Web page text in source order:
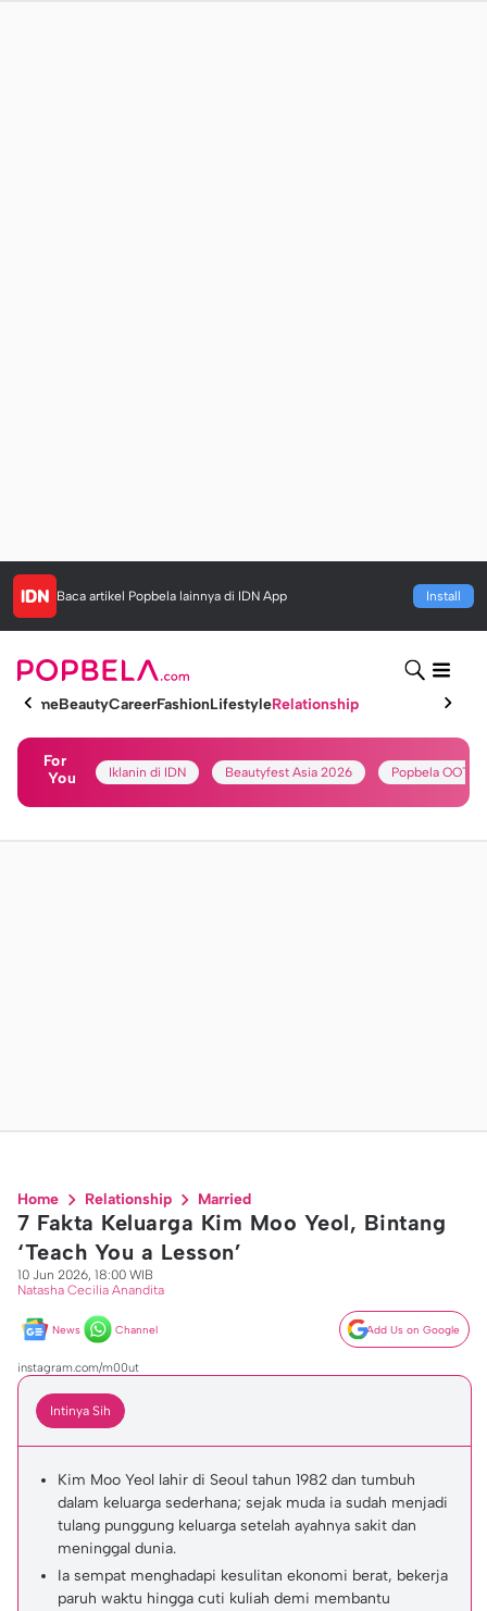
Baca artikel Popbela lainnya di IDN App Install
HomeBeautyCareerFashionLifestyleRelationship
For
You
Iklanin di IDN Beautyfest Asia 2026 Popbela OOTD
Home Relationship Married
7 Fakta Keluarga Kim Moo Yeol, Bintang
‘Teach You a Lesson’
10 Jun 2026, 18:00 WIB
Natasha Cecilia Anandita
News Channel Add Us on Google
instagram.com/m00ut
Intinya Sih
Kim Moo Yeol lahir di Seoul tahun 1982 dan tumbuh
dalam keluarga sederhana; sejak muda ia sudah menjadi
tulang punggung keluarga setelah ayahnya sakit dan
meninggal dunia.
Ia sempat menghadapi kesulitan ekonomi berat, bekerja
paruh waktu hingga cuti kuliah demi membantu